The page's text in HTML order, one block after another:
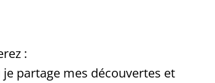
:
partage mes découvertes et